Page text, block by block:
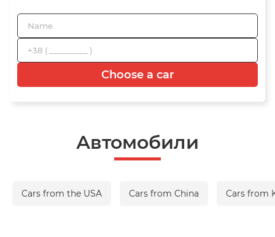
Choose a car
Автомобили
Cars from the USA Cars from China Cars from